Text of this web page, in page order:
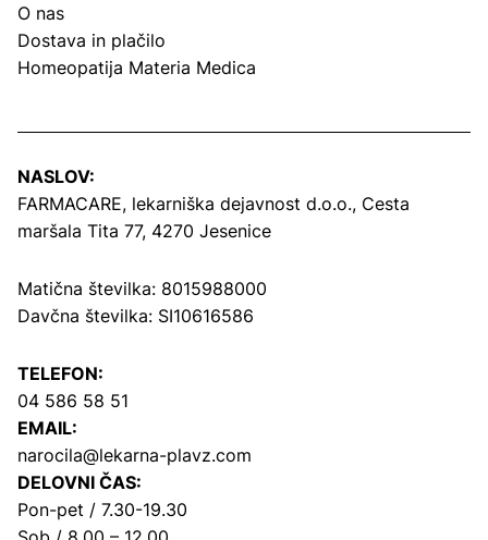
O nas
Dostava in plačilo
Homeopatija Materia Medica
NASLOV:
FARMACARE, lekarniška dejavnost d.o.o., Cesta
maršala Tita 77, 4270 Jesenice
Matična številka: 8015988000
Davčna številka: SI10616586
TELEFON:
04 586 58 51
EMAIL:
narocila@lekarna-plavz.com
DELOVNI ČAS:
Pon-pet / 7.30-19.30